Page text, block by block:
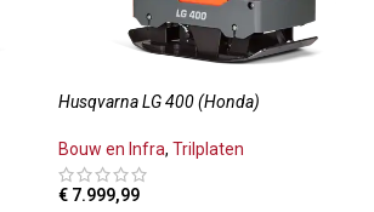
Husqvarna LG 400 (Honda)
Bouw en Infra, Trilplaten
€ 7.999,99